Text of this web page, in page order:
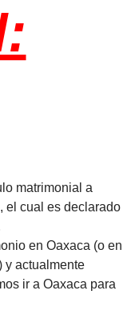
matrimonial a
el cual es declarado
en Oaxaca (o en
y actualmente
ir a Oaxaca para